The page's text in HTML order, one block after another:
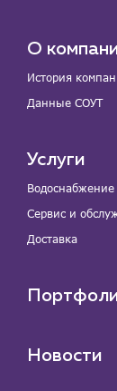
О
История
Данные СОУТ
Услуги
Сервис и
Доставка
Новости